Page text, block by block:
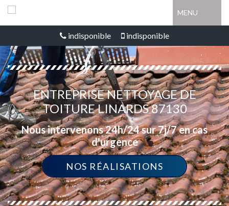
MENU
indisponible indisponible
ENTREPRISE NETTOYAGE DE
TOITURE LINARDS 87130
Nous intervenons 24h/24 sur 7j/7 en cas
d'urgence
NOS RÉALISATIONS